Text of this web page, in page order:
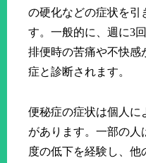
の硬化などの症状を引
す。一般的に、週に3
排便時の苦痛や不快感
症と診断されます。
便秘症の症状は個人に
があります。一部の人
度の低下を経験し、他